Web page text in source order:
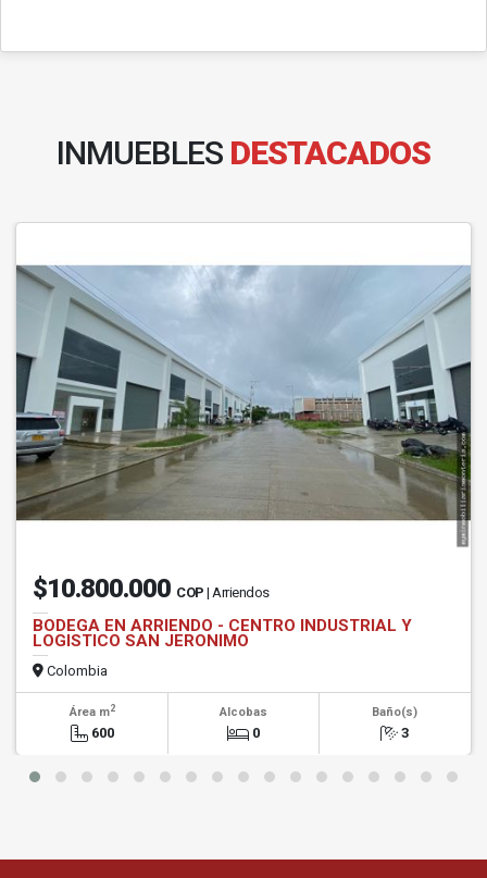
INMUEBLES DESTACADOS
$10.800.000 COP | Arriendos
BODEGA EN ARRIENDO - CENTRO INDUSTRIAL Y
LOGISTICO SAN JERONIMO
Colombia
Área m2
600
Alcobas
0
Baño(s)
3